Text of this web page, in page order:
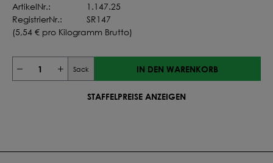
ArtikelNr.:
1.147.25
RegistrierNr.:
SR147
(5,54 € pro Kilogramm Brutto)
Sack IN DEN WARENKORB
STAFFELPREISE ANZEIGEN